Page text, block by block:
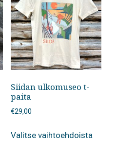
Siidan ulkomuseo t-
paita
€29,00
Valitse vaihtoehdoista